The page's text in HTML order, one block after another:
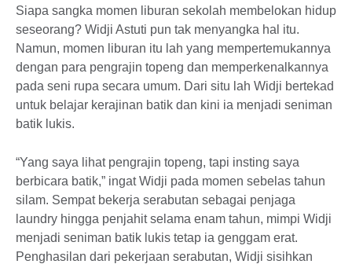
Siapa sangka momen liburan sekolah membelokan hidup
seseorang? Widji Astuti pun tak menyangka hal itu.
Namun, momen liburan itu lah yang mempertemukannya
dengan para pengrajin topeng dan memperkenalkannya
pada seni rupa secara umum. Dari situ lah Widji bertekad
untuk belajar kerajinan batik dan kini ia menjadi seniman
batik lukis.
“Yang saya lihat pengrajin topeng, tapi insting saya
berbicara batik,” ingat Widji pada momen sebelas tahun
silam. Sempat bekerja serabutan sebagai penjaga
laundry hingga penjahit selama enam tahun, mimpi Widji
menjadi seniman batik lukis tetap ia genggam erat.
Penghasilan dari pekerjaan serabutan, Widji sisihkan